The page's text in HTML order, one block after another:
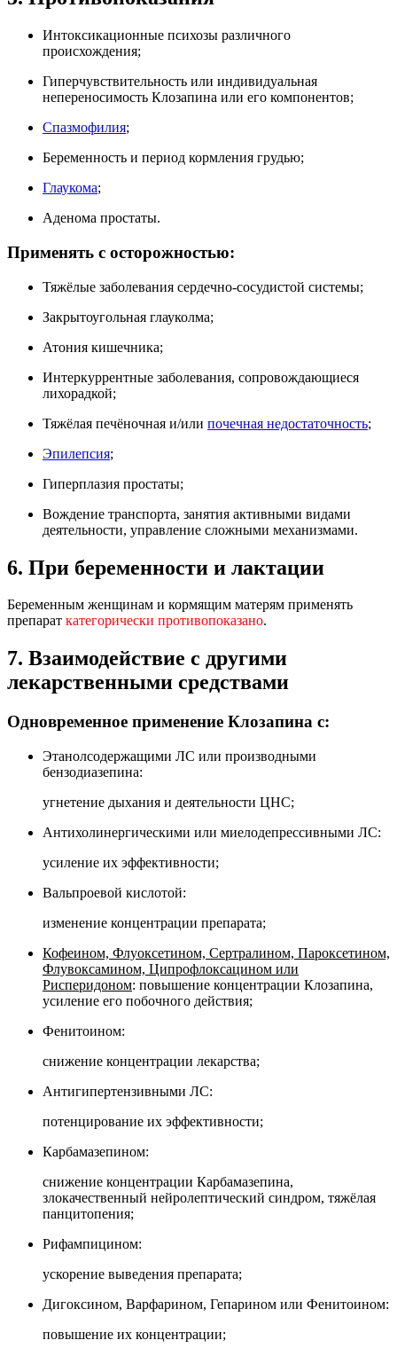
Интоксикационные психозы различного
происхождения;
Гиперчувствительность или индивидуальная
непереносимость Клозапина или его компонентов;
Спазмофилия;
Беременность и период кормления грудью;
Глаукома;
Аденома простаты.
Применять с осторожностью:
Тяжёлые заболевания сердечно-сосудистой системы;
Закрытоугольная глауколма;
Атония кишечника;
Интеркуррентные заболевания, сопровождающиеся
лихорадкой;
Тяжёлая печёночная и/или почечная недостаточность;
Эпилепсия;
Гиперплазия простаты;
Вождение транспорта, занятия активными видами
деятельности, управление сложными механизмами.
6. При беременности и лактации
Беременным женщинам и кормящим матерям применять
препарат категорически противопоказано.
7. Взаимодействие с другими
лекарственными средствами
Одновременное применение Клозапина с:
Этанолсодержащими ЛС или производными
бензодиазепина:
угнетение дыхания и деятельности ЦНС;
Антихолинергическими или миелодепрессивными ЛС:
усиление их эффективности;
Вальпроевой кислотой:
изменение концентрации препарата;
Кофеином, Флуоксетином, Сертралином, Пароксетином,
Флувоксамином, Ципрофлоксацином или
Рисперидоном: повышение концентрации Клозапина,
усиление его побочного действия;
Фенитоином:
снижение концентрации лекарства;
Антигипертензивными ЛС:
потенцирование их эффективности;
Карбамазепином:
снижение концентрации Карбамазепина,
злокачественный нейролептический синдром, тяжёлая
панцитопения;
Рифампицином:
ускорение выведения препарата;
Дигоксином, Варфарином, Гепарином или Фенитоином:
повышение их концентрации;